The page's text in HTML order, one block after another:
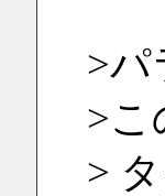
>パ
>こ
>